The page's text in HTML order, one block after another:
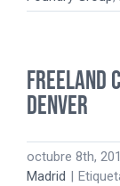
Freeland
Denver
octubre 8th,
Madrid |